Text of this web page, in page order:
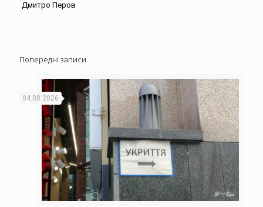
Дмитро Перов
Попередні записи
04.08.2026